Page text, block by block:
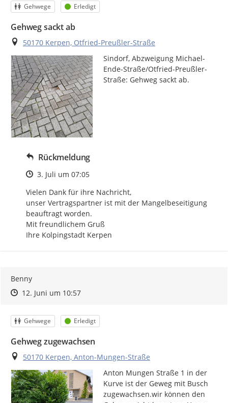
Kategorie
Gehwege Status
Erledigt
Gehweg sackt ab
Ort
50170 Kerpen, Otfried-Preußler-Straße
Sindorf, Abzweigung Michael-
Ende-Straße/Otfried-Preußler-
Straße: Gehweg sackt ab.
Rückmeldung
Zeitpunkt des Erstellens
3. Juli um 07:05
Vielen Dank für ihre Nachricht,
unser Vertragspartner ist mit der Mangelbeseitigung
beauftragt worden.
Mit freundlichem Gruß
Ihre Kolpingstadt Kerpen
Benny
Zeitpunkt des Erstellens
Zeitpunkt des Erstellens
12. Juni um 10:57Zur Äußerung
Kategorie
Gehwege Status
Erledigt
Gehweg zugewachsen
Ort
50170 Kerpen, Anton-Mungen-Straße
Anton Mungen Straße 1 in der
Kurve ist der Geweg mit Busch
zugewachsen.wir können den